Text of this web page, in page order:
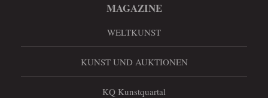
MAGAZINE
WELTKUNST
KUNST UND AUKTIONEN
KQ Kunstquartal